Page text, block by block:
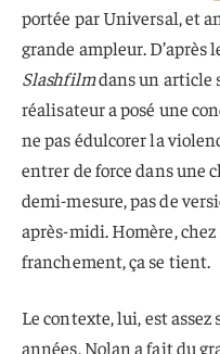
portée par Universal, et
grande ampleur. D’après
Slashfilmdans un article
réalisateur a posé une
ne pas édulcorer la
entrer de force dans une
demi-mesure, pas de
après-midi. Homère,
franchement, ça se tient.
Le contexte, lui, est
années, Nolan a fait du